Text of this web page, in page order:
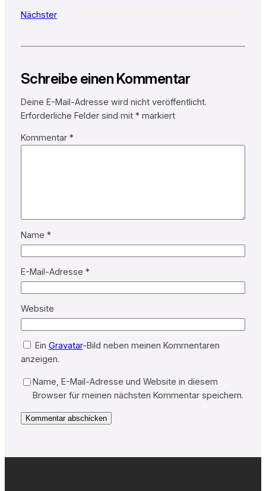
Nächster
Schreibe einen Kommentar
Deine E-Mail-Adresse wird nicht veröffentlicht.
Erforderliche Felder sind mit *markiert
Kommentar *
Name *
E-Mail-Adresse *
Website
Ein Gravatar-Bild neben meinen Kommentaren
anzeigen.
Name, E-Mail-Adresse und Website in diesem
Browser für meinen nächsten Kommentar speichern.